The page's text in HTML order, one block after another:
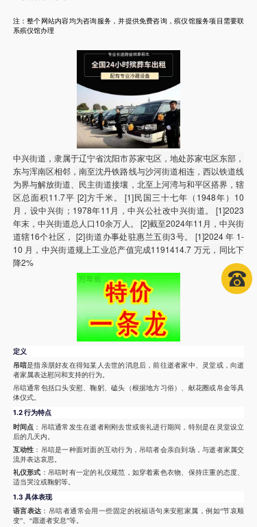
注：整个网站内容均为咨询服务，并提供免费咨询，殡仪馆服务项目需要联
系殡仪馆办理
中兴街道，隶属于辽宁省沈阳市苏家屯区，地处苏家屯区东部，
东与浑南区相邻，南至沈丹铁路线与沙河街道相连，西以铁道线
为界与解放街道、民主街道接壤，北至上河湾与和平区搭界，辖
区总面积11.7平 [2]方千米。 [1]民国三十七年（1948年）10
月，设中兴街；1978年11月，中兴公社改中兴街道。 [1]2023
年末，中兴街道总人口10余万人。 [2]截至2024年11月，中兴街
道辖16个社区， [2]街道办事处驻惠兰五街3号。 [1]2024 年 1-
10 月，中兴街道规上工业总产值完成1191414.7 万元，同比下
降2%
定义
吊唁是指亲朋好友在得知某人去世的消息后，前往逝者家中、灵堂或，向逝
者家属表达慰问和支持的行为。
吊唁通常包括口头安慰、鞠躬、磕头（根据地方习俗）、献花圈或帛金等具
体仪式。
1.2 行为特点
时间点 ：吊唁通常发生在逝者刚刚去世或丧礼进行期间，特别是在灵堂设立
后的几天内。
互动性 ：吊唁是一种面对面的互动行为，吊唁者会亲自到场，与逝者家属交
流并表达哀思。
礼仪形式 ：吊唁时有一定的礼仪规范，如穿着素色衣物、保持庄重的态度、
适当哭泣或鞠躬等。
1.3 具体表现
语言表达 ：吊唁者通常会用一些固定的祝福语句来安慰家属，例如“节哀顺
变”、“愿逝者安息”等。